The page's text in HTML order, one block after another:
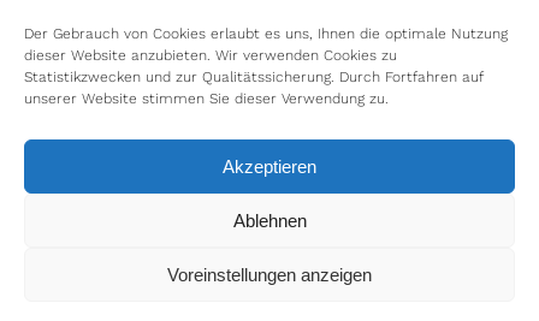
Der Gebrauch von Cookies erlaubt es uns, Ihnen die optimale Nutzung
dieser Website anzubieten. Wir verwenden Cookies zu
Statistikzwecken und zur Qualitätssicherung. Durch Fortfahren auf
unserer Website stimmen Sie dieser Verwendung zu.
Akzeptieren
Ablehnen
Voreinstellungen anzeigen
© 2026 Bundesministerium für Arbeit,
Konsumentenschutz